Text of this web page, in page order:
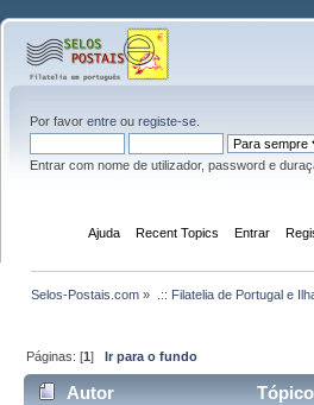
Por favor entre ou registe-se
Entrar com nome de utilizador, password e
Ajuda Recent Topics Entrar
Selos-Postais.com » .:: Filatelia de Portugal e
Páginas: [1]Ir para o fundo
Autor